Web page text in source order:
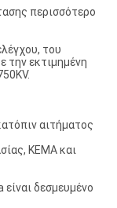
περισσότερο
του
την εκτιμημένη
αιτήματος
KEMA και
δεσμευμένο